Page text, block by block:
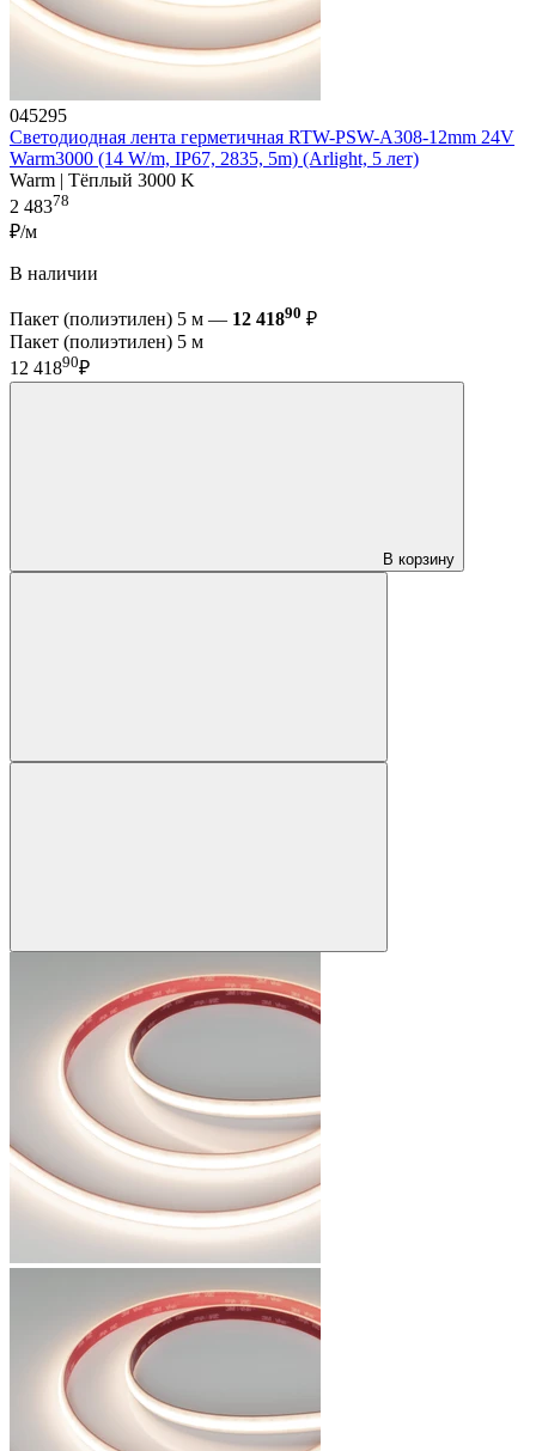
045295
Светодиодная лента герметичная RTW-PSW-A308-12mm 24V
Warm3000 (14 W/m, IP67, 2835, 5m) (Arlight, 5 лет)
Warm | Тёплый 3000 K
2 48378
₽/м
В наличии
Пакет (полиэтилен) 5 м — 12 41890 ₽
Пакет (полиэтилен) 5 м
12 41890₽
В корзину